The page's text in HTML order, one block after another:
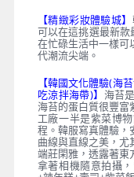
【精緻彩妝體驗城】
可以在這挑選最新
在忙碌生活中一樣可
代潮流尖端。
【韓國文化體驗(海
吃涼拌海帶)】 海苔
海苔的蛋白質很豐
工廠一半是紫菜博
程。韓服寫真體驗，
曲線與直線之美，尤
端莊閑雅，透露著東
拿著相機隨意拍攝